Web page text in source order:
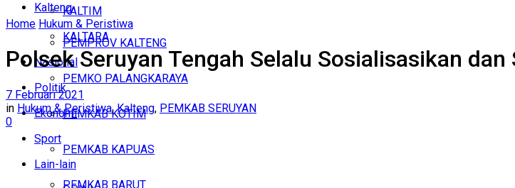
KALTIM
KALTARA
Nasional
Politik
Ekonomi
Sport
Lain-lain
Kalteng
PEMPROV KALTENG
PEMKO PALANGKARAYA
PEMKAB KOTIM
PEMKAB KAPUAS
PEMKAB BARUT
Home Hukum & Peristiwa
Polsek Seruyan Tengah Selalu Sosialisasikan
7 Februari 2021
in Hukum & Peristiwa,Kalteng, PEMKAB SERUYAN
0